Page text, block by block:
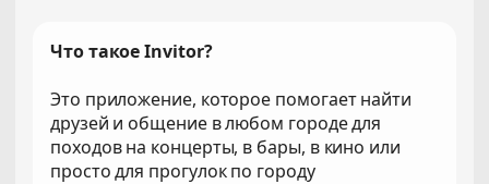
Что такое Invitor?
Это приложение, которое помогает найти
друзей и общение в любом городе для
походов на концерты, в бары, в кино или
просто для прогулок по городу